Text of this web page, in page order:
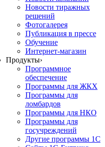
Новости тиражных
решений
Фотогалерея
Публикация в прессе
Обучение
Интернет-магазин
Продукты›
Программное
обеспечение
Программы для ЖКХ
Программы для
ломбардов
Программы для НКО
Программы для
госучреждений
Другие программы 1С